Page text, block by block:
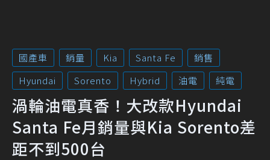
國產車 銷量 Kia Santa Fe
銷售
Hyundai
Sorento Hybrid 油電 純電
渦輪油電真香！大改款Hyundai
Santa Fe月銷量與Kia Sorento差
距不到500台